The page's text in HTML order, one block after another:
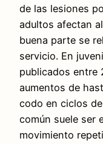
de las lesiones
adultos afectan
buena parte se
servicio. En
publicados entre
aumentos de
codo en ciclos
común suele ser
movimiento